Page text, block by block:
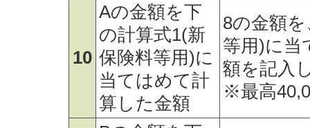
10
Aの金額を下
の計算式1(新
保険料等用)に
当てはめて計
算した金額
8の金額
等用)に当
額を記入
※最高